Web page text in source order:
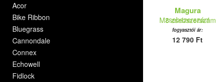
Acor
Bike Ribbon
Bluegrass
Cannondale
Connex
Echowell
Fidlock
Magura
M8 zsebszerszám
fogyasztói ár:
12 790 Ft